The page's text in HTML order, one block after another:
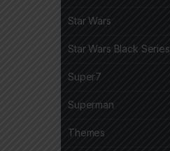
Star Wars
Star Wars Black Series
Super7
Superman
Themes